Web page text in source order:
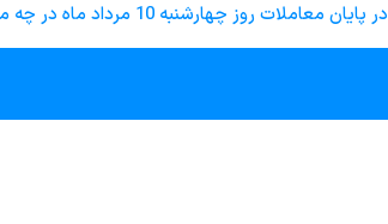
10 مرداد ماه در چه محدوده‌ای خواهد بود؟